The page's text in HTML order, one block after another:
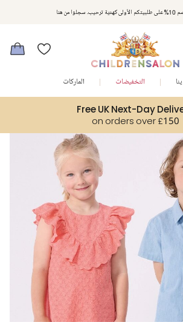
من هنا
مع كل عملية شراء لتحصلوا على هدايا حصرية وعروض مصممة خصيصا لتلبي
متطلباتكم
Free UK Next-Day
on orders over £150
التخفيضات الماركات